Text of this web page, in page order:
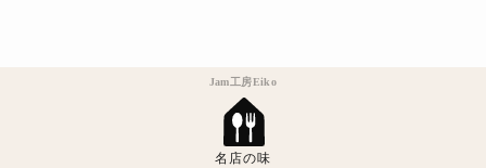
名店の味
Jam工房Eiko